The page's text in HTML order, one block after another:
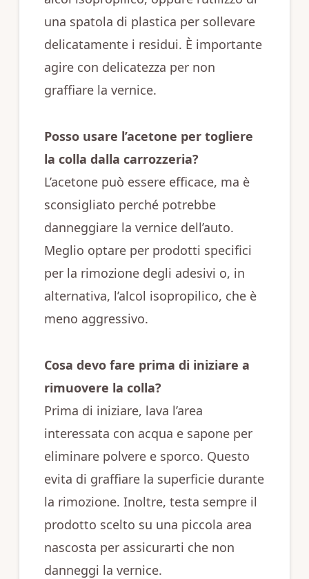
una spatola di plastica per sollevare
delicatamente i residui. È importante
agire con delicatezza per non
graffiare la vernice.
Posso usare l’acetone per togliere
la colla dalla carrozzeria?
L’acetone può essere efficace, ma è
sconsigliato perché potrebbe
danneggiare la vernice dell’auto.
Meglio optare per prodotti specifici
per la rimozione degli adesivi o, in
alternativa, l’alcol isopropilico, che è
meno aggressivo.
Cosa devo fare prima di iniziare a
rimuovere la colla?
Prima di iniziare, lava l’area
interessata con acqua e sapone per
eliminare polvere e sporco. Questo
evita di graffiare la superficie durante
la rimozione. Inoltre, testa sempre il
prodotto scelto su una piccola area
nascosta per assicurarti che non
danneggi la vernice.